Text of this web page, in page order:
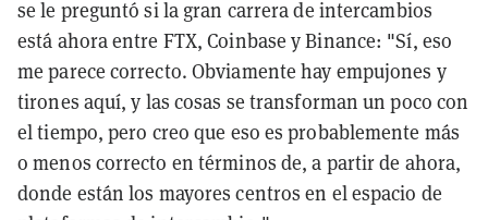
se le preguntó si la gran carrera de intercambios
está ahora entre FTX, Coinbase y Binance: "Sí, eso
me parece correcto. Obviamente hay empujones y
tirones aquí, y las cosas se transforman un poco con
el tiempo, pero creo que eso es probablemente más
o menos correcto en términos de, a partir de ahora,
donde están los mayores centros en el espacio de